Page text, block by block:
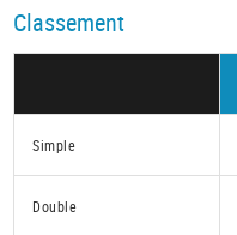
Classement
Simple
Double